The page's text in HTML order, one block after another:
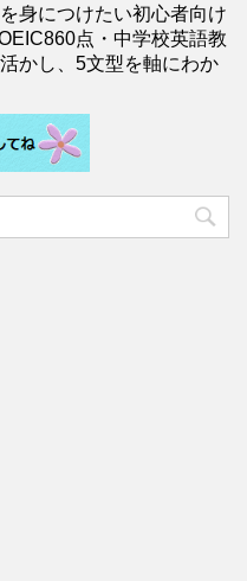
身につけたい初心者向け
点・中学校英語教
かし、5文型を軸にわか